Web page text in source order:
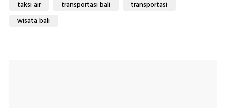
taksi air transportasi bali transportasi
wisata bali